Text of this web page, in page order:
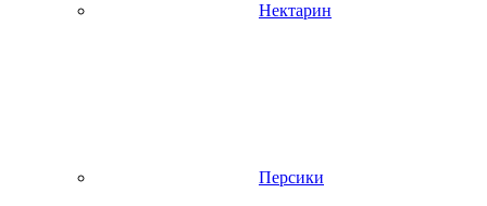
Нектарин
Персики